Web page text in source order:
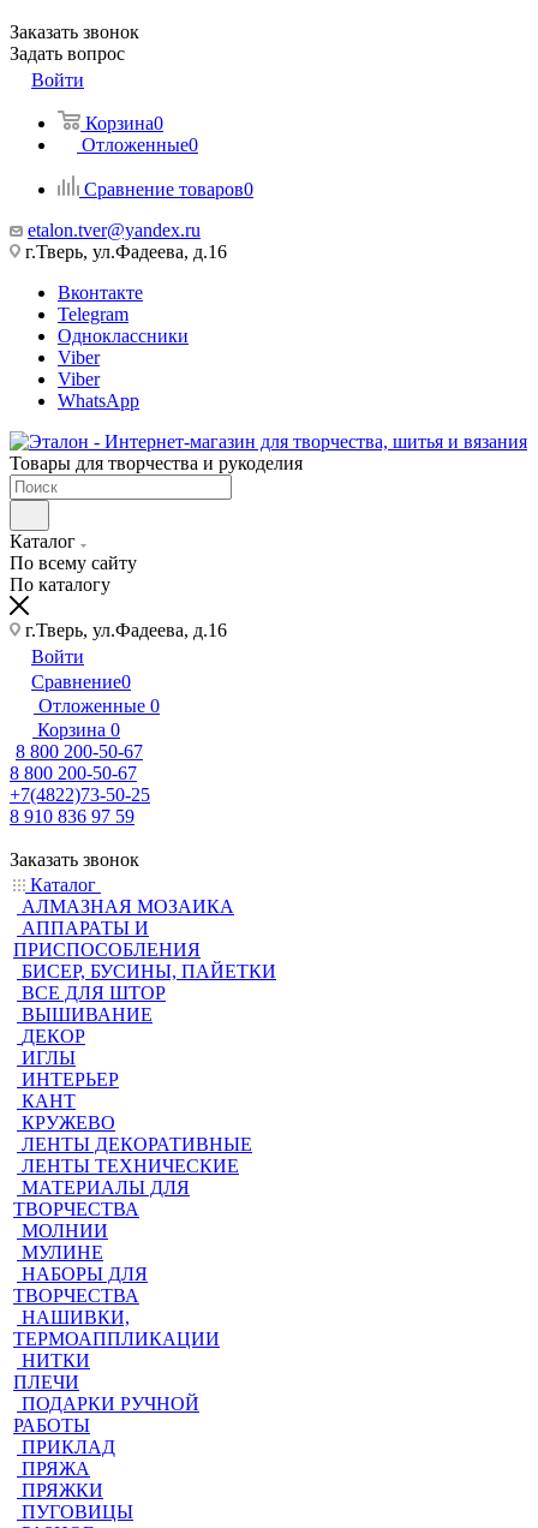
Заказать звонок
Задать вопрос
Войти
Корзина0
Отложенные0
Сравнение товаров0
etalon.tver@yandex.ru
г.Тверь, ул.Фадеева, д.16
Вконтакте
Telegram
Одноклассники
Viber
Viber
WhatsApp
Товары для творчества и рукоделия
Каталог
По всему сайту
По каталогу
г.Тверь, ул.Фадеева, д.16
Войти
Сравнение0
Отложенные 0
Корзина 0
8 800 200-50-67
8 800 200-50-67
+7(4822)73-50-25
8 910 836 97 59
Заказать звонок
Каталог
АЛМАЗНАЯ МОЗАИКА
АППАРАТЫ И
ПРИСПОСОБЛЕНИЯ
БИСЕР, БУСИНЫ, ПАЙЕТКИ
ВСЕ ДЛЯ ШТОР
ВЫШИВАНИЕ
ДЕКОР
ИГЛЫ
ИНТЕРЬЕР
КАНТ
КРУЖЕВО
ЛЕНТЫ ДЕКОРАТИВНЫЕ
ЛЕНТЫ ТЕХНИЧЕСКИЕ
МАТЕРИАЛЫ ДЛЯ
ТВОРЧЕСТВА
МОЛНИИ
МУЛИНЕ
НАБОРЫ ДЛЯ
ТВОРЧЕСТВА
НАШИВКИ,
ТЕРМОАППЛИКАЦИИ
НИТКИ
ПЛЕЧИ
ПОДАРКИ РУЧНОЙ
РАБОТЫ
ПРИКЛАД
ПРЯЖА
ПРЯЖКИ
ПУГОВИЦЫ